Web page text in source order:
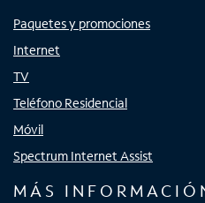
Paquetes y promociones
Internet
TV
Teléfono Residencial
Móvil
Spectrum Internet Assist
MÁS